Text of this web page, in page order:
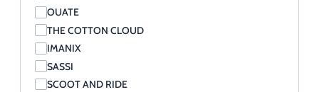
OUATE
THE COTTON CLOUD
IMANIX
SASSI
SCOOT AND RIDE